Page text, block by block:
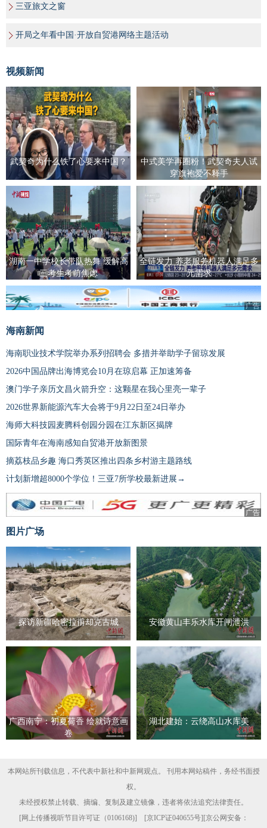
三亚旅文之窗
开局之年看中国·开放自贸港网络主题活动
视频新闻
武契奇为什么铁了心要来中国？
中式美学再圈粉！武契奇夫人试
穿旗袍爱不释手
湖南一中学校长带队热舞 缓解高
三考生考前焦虑
全链发力 养老服务机器人满足多
元需求
广告
海南新闻
海南职业技术学院举办系列招聘会 多措并举助学子留琼发展
2026中国品牌出海博览会10月在琼启幕 正加速筹备
澳门学子亲历文昌火箭升空：这颗星在我心里亮一辈子
2026世界新能源汽车大会将于9月22日至24日举办
海师大科技园麦腾科创园分园在江东新区揭牌
国际青年在海南感知自贸港开放新图景
摘荔枝品乡趣 海口秀英区推出四条乡村游主题路线
计划新增超8000个学位！三亚7所学校最新进展→
广告
图片广场
探访新疆哈密拉甫却克古城 安徽黄山丰乐水库开闸泄洪
广西南宁：初夏荷香 绘就诗意画
卷
湖北建始：云绕高山水库美
本网站所刊载信息，不代表中新社和中新网观点。 刊用本网站稿件，务经书面授
权。
未经授权禁止转载、摘编、复制及建立镜像，违者将依法追究法律责任。
[网上传播视听节目许可证（0106168)] [京ICP证040655号][京公网安备：